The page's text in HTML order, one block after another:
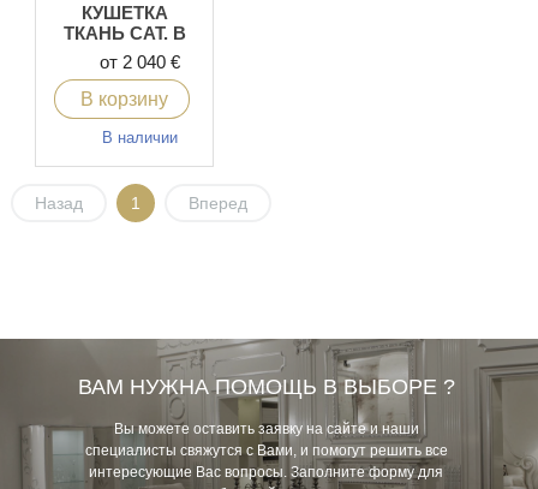
КУШЕТКА
ТКАНЬ CAT. B
от 2 040 €
В корзину
В наличии
Назад 1 Вперед
ВАМ НУЖНА ПОМОЩЬ В ВЫБОРЕ ?
Вы можете оставить заявку на сайте и наши
специалисты свяжутся с Вами, и помогут решить все
интересующие Вас вопросы. Заполните форму для